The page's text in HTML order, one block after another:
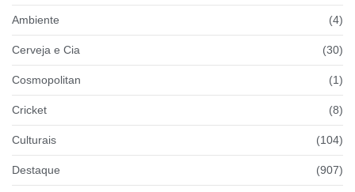
Ambiente (4)
Cerveja e Cia (30)
Cosmopolitan (1)
Cricket (8)
Culturais (104)
Destaque (907)